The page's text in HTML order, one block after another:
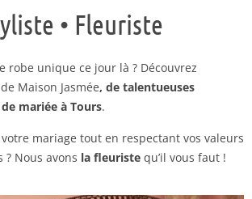
• Fleuriste
robe unique ce jour là ? Découvrez
Maison Jasmée, de talentueuses
mariée à Tours.
mariage tout en respectant vos valeurs
Nous avons la fleuriste qu’il vous faut !